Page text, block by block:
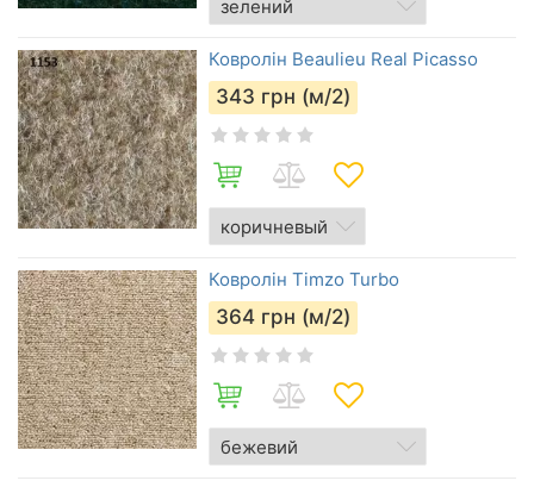
Ковролін Beaulieu Real Picasso
343 грн (м/2)
Ковролін Timzo Turbo
364 грн (м/2)